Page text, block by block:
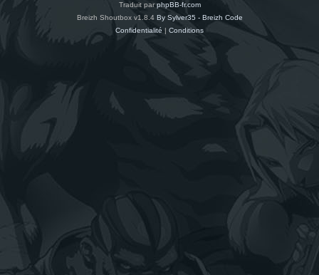
Traduit parphpBB-fr.com
Breizh Shoutbox v1.8.4 By Sylver35 - Breizh Code
Confidentialité | Conditions